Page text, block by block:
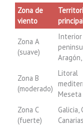
Zona de
viento
Zona A
(suave)
Interior
Zona B
(moderado)
Litoral
Zona C
(fuerte)
Galicia,
Canarias